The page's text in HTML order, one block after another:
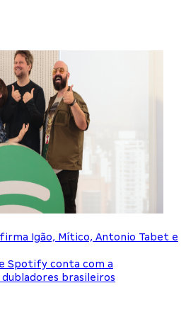
Igão, Mítico, Antonio Tabet e
Spotify conta com a
brasileiros